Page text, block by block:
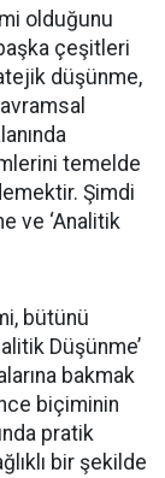
olduğunu
çeşitleri
düşünme,
temelde
Şimdi
ve ‘Analitik
bütünü
Düşünme’
bakmak
biçiminin
pratik
bir şekilde